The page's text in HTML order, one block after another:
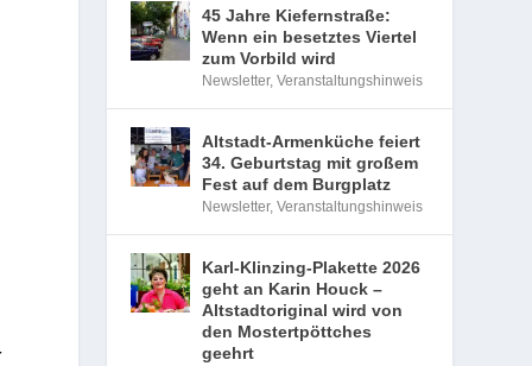
45 Jahre Kiefernstraße:
Wenn ein besetztes Viertel
zum Vorbild wird
Newsletter,Veranstaltungshinweis
Altstadt-Armenküche feiert
34. Geburtstag mit großem
Fest auf dem Burgplatz
Newsletter,Veranstaltungshinweis
Karl-Klinzing-Plakette 2026
geht an Karin Houck –
Altstadtoriginal wird von
den Mostertpöttches
geehrt